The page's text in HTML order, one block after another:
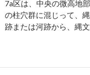
7a区は、中央の微高地
の柱穴群に混じって、
跡または河跡から、縄